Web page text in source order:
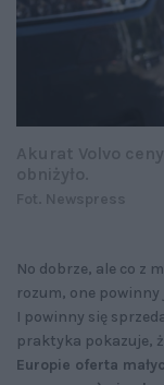
No dobrze, ale co z
rozum, one
I powinny się
praktyka pokazuje,
Europie oferta